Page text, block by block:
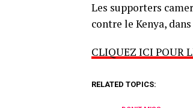
Les supporters
contre le Kenya,
CLIQUEZ ICI POUR
RELATED TOPICS: